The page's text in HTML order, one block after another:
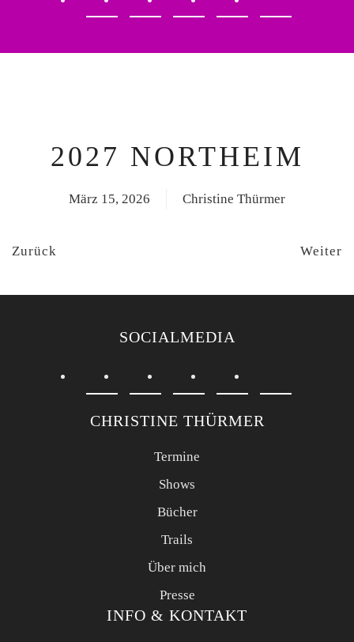
2027 NORTHEIM
März 15, 2026 Christine Thürmer
Zurück Weiter
SOCIALMEDIA
CHRISTINE THÜRMER
Termine
Shows
Bücher
Trails
Über mich
Presse
INFO & KONTAKT